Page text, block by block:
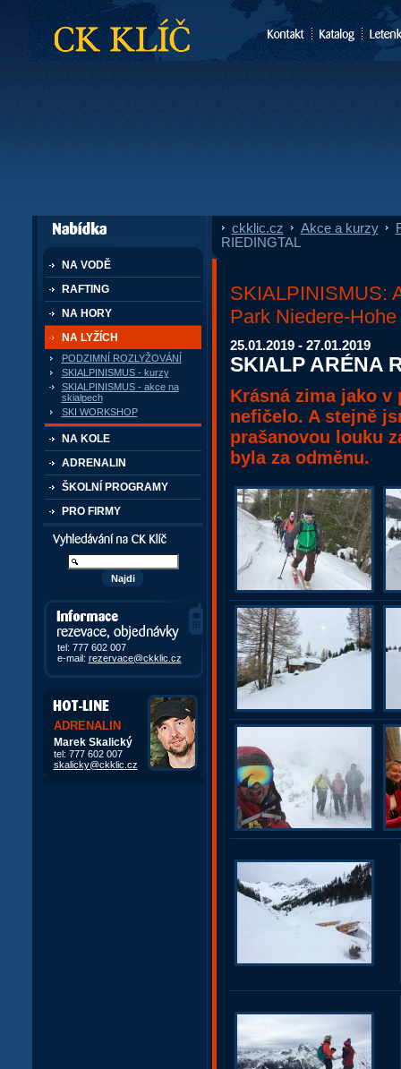
CK Klíč
dále nabízí
NA VODĚ
RAFTING
NA HORY
NA LYŽÍCH
PODZIMNÍ ROZLYŽOVÁNÍ
SKIALPINISMUS - kurzy
SKIALPINISMUS - akce na
skialpech
SKI WORKSHOP
NA KOLE
ADRENALIN
ŠKOLNÍ PROGRAMY
PRO FIRMY
Vyhledávání kurzů a akcí
Informace, rezervace,
objedávky
tel: 777 602 007
e-mail: rezervace@ckklic.cz
ADRENALIN
Marek Skalický
tel: 777 602 007
skalicky@ckklic.cz
ckklic.cz Akce a kurzy»
RIEDINGTAL
SKIALPINISMUS:
Park Niedere-
25.01.2019 - 27.01.2019
SKIALP ARÉNA
Krásná zima jako
nefičelo. A stejně
prašanovou louku
byla za odměnu.